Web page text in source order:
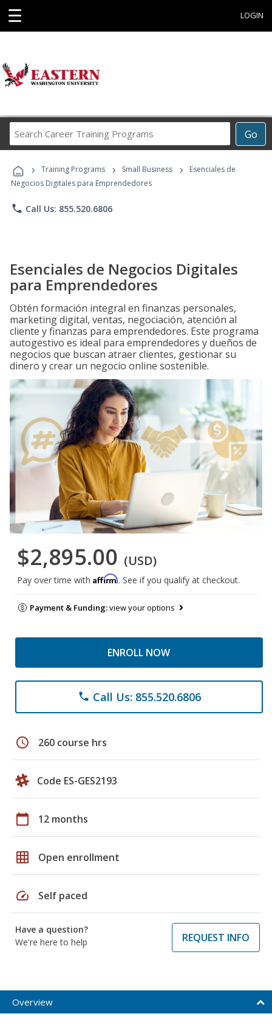
☰ LOGIN
Go
Career
Programs
› Training Programs › Small Business ›
Esenciales de
Negocios Digitales para Emprendedores
phone Call Us: 855.520.6806
Esenciales de Negocios Digitales
para Emprendedores
Obtén formación integral en finanzas personales,
marketing digital, ventas, negociación, atención al
cliente y finanzas para emprendedores. Este programa
autogestivo es ideal para emprendedores y dueños de
negocios que buscan atraer clientes, gestionar su
dinero y crear un negocio online sostenible.
$2,895.00 (USD)
Pay over time with Affirm. See if you qualify at checkout.
Payment & Funding:view your options
ENROLL NOW
phone Call Us: 855.520.6806
schedule 260 course hrs
Code ES-GES2193
calendar_today 12 months
grid_on Open enrollment
speed Self paced
Have a question?
We're here to help
REQUEST INFO
Overview